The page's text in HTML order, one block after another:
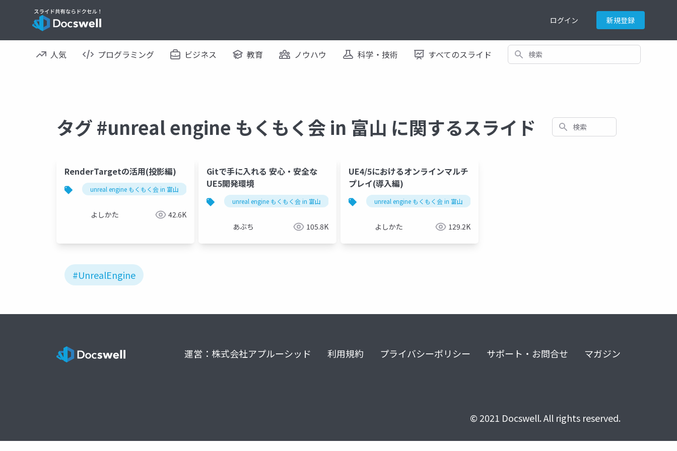
ログイン 新規登録
人気 プログラミング ビジネス 教育 ノウハウ 科学・技術 すべてのスライド 検索
タグ #unreal engine もくもく会 in 富山 に関するスライド 検索
RenderTargetの活用(投影編)
unreal engine もくもく会 in 富山 ue5
よしかた 42.6K
Gitで手に入れる 安心・安全な
UE5開発環境
unreal engine もくもく会 in 富山 unreal engine ue5
あぶち 105.8K
UE4/5におけるオンラインマルチ
プレイ(導入編)
unreal engine もくもく会 in 富山
よしかた 129.2K
#UnrealEngine
運営：株式会社アプルーシッド 利用規約 プライバシーポリシー サポート・お問合せ マガジン
© 2021 Docswell. All rights reserved.